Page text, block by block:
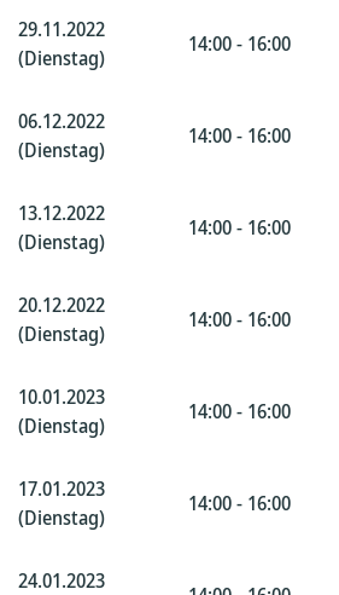
29.11.2022
(Dienstag)
14:00 - 16:00
06.12.2022
(Dienstag)
14:00 - 16:00
13.12.2022
(Dienstag)
14:00 - 16:00
20.12.2022
(Dienstag)
14:00 - 16:00
10.01.2023
(Dienstag)
14:00 - 16:00
17.01.2023
(Dienstag)
14:00 - 16:00
24.01.2023